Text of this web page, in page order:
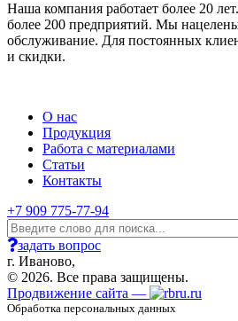
Наша компания работает более 20
более 200 предприятий. Мы
обслуживание. Для постоянных
и скидки.
О нас
Продукция
Работа с материалами
Статьи
Контакты
+7 909 775-77-94
задать вопрос
г. Иваново,
© 2026. Все права защищены.
Продвижение сайта —
Обработка персональных данных